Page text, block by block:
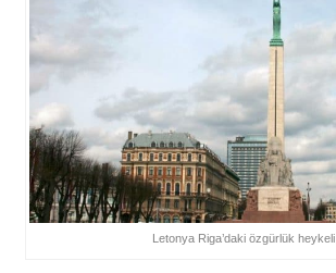
Letonya Riga’daki özgürlük heykeli